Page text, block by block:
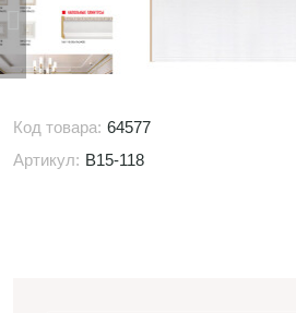
Код товара: 64577
Артикул: B15-118